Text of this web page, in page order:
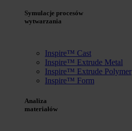
Symulacje procesów
wytwarzania
Inspire™ Cast
Inspire™ Extrude Metal
Inspire™ Extrude Polymer
Inspire™ Form
Analiza
materiałów